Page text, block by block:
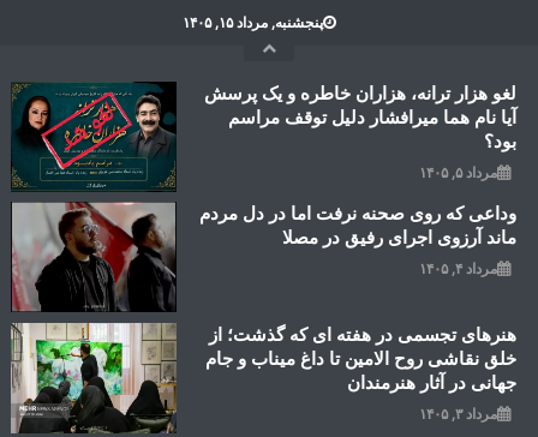
پنجشنبه, مرداد ۱۵, ۱۴۰۵
لغو هزار ترانه، هزاران خاطره و یک پرسش
آیا نام هما میرافشار دلیل توقف مراسم
بود؟
مرداد ۵, ۱۴۰۵
وداعی که روی صحنه نرفت اما در دل مردم
ماند آرزوی اجرای رفیق در مصلا
مرداد ۴, ۱۴۰۵
هنرهای تجسمی در هفته ای که گذشت؛ از
خلق نقاشی روح الامین تا داغ میناب و جام
جهانی در آثار هنرمندان
مرداد ۳, ۱۴۰۵